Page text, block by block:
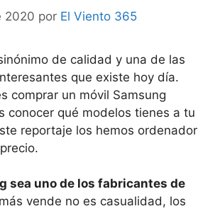
2020 por El Viento 365
de calidad y una de las
que existe hoy día.
comprar un móvil Samsung
conocer qué modelos tienes a tu
reportaje los hemos ordenador
sea uno de los fabricantes de
vende no es casualidad, los